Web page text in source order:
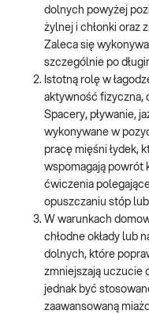
dolnych powyżej
żylnej i chłonki oraz
Zaleca się
szczególnie po
Istotną rolę w
aktywność fizyczna,
Spacery, pływanie,
wykonywane w
pracę mięśni łydek,
wspomagają powrót
ćwiczenia
opuszczaniu stóp
W warunkach
chłodne okłady lub
dolnych, które
zmniejszają uczucie
jednak być
zaawansowaną